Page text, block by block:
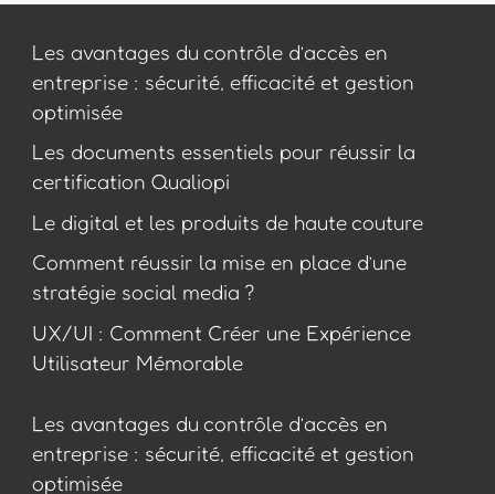
Les avantages du contrôle d’accès en
entreprise : sécurité, efficacité et gestion
optimisée
Les documents essentiels pour réussir la
certification Qualiopi
Le digital et les produits de haute couture
Comment réussir la mise en place d’une
stratégie social media ?
UX/UI : Comment Créer une Expérience
Utilisateur Mémorable
Les avantages du contrôle d’accès en
entreprise : sécurité, efficacité et gestion
optimisée